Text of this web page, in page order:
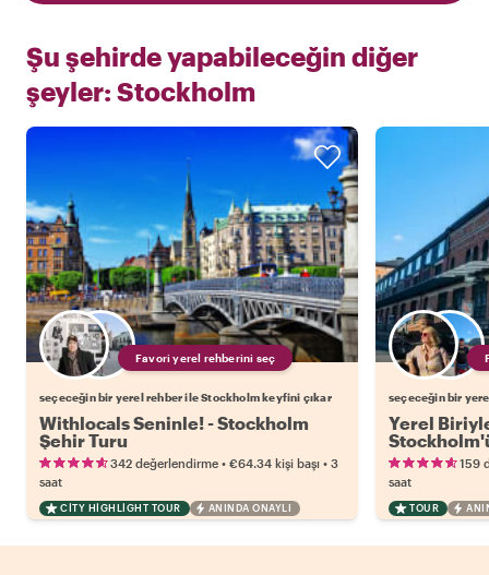
Şu şehirde yapabileceğin diğer
şeyler: Stockholm
Favori yerel rehberini seç
seçeceğin bir yerel rehber ile Stockholm keyfini çıkar
Withlocals Seninle! - Stockholm
Şehir Turu
342 değerlendirme • €64.34 kişi başı • 3
saat
CITY HIGHLIGHT TOUR ANINDA ONAYLI
seçeceğin bir
Yerel
Keşfedin159
saat
TOUR